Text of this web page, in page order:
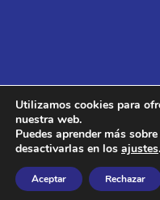
© ElectroBombas
Utilizamos cookies para
nuestra web.
Puedes aprender más
desactivarlas en los ajustes.
Aceptar Rechazar